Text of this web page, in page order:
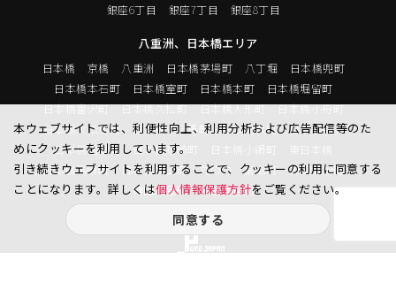
銀座6丁目
銀座7丁目 銀座8丁目
八重洲、日本橋エリア
日本橋 京橋 八重洲 日本橋茅場町 八丁堀
日本橋兜町
日本橋本石町
日本橋室町 日本橋本町
日本橋堀留町
日本橋富沢町
日本橋久松町 日本橋人形町
日本橋小舟町
日本橋大伝馬町
日本橋小伝馬町 日本橋浜町
日本橋中洲
日本橋蛎殻町
日本橋箱崎町 日本橋小網町
東日本橋
日本橋馬喰町
日本橋横山町 丸の内 鍛冶町
神田鍛冶町
神田紺屋町
神田美倉町
本ウェブサイトでは、利便性向上、利用分析および広告配信等のた
めにクッキーを利用しています。
引き続きウェブサイトを利用することで、クッキーの利用に同意する
ことになります。詳しくは個人情報保護方針をご覧ください。
同意する